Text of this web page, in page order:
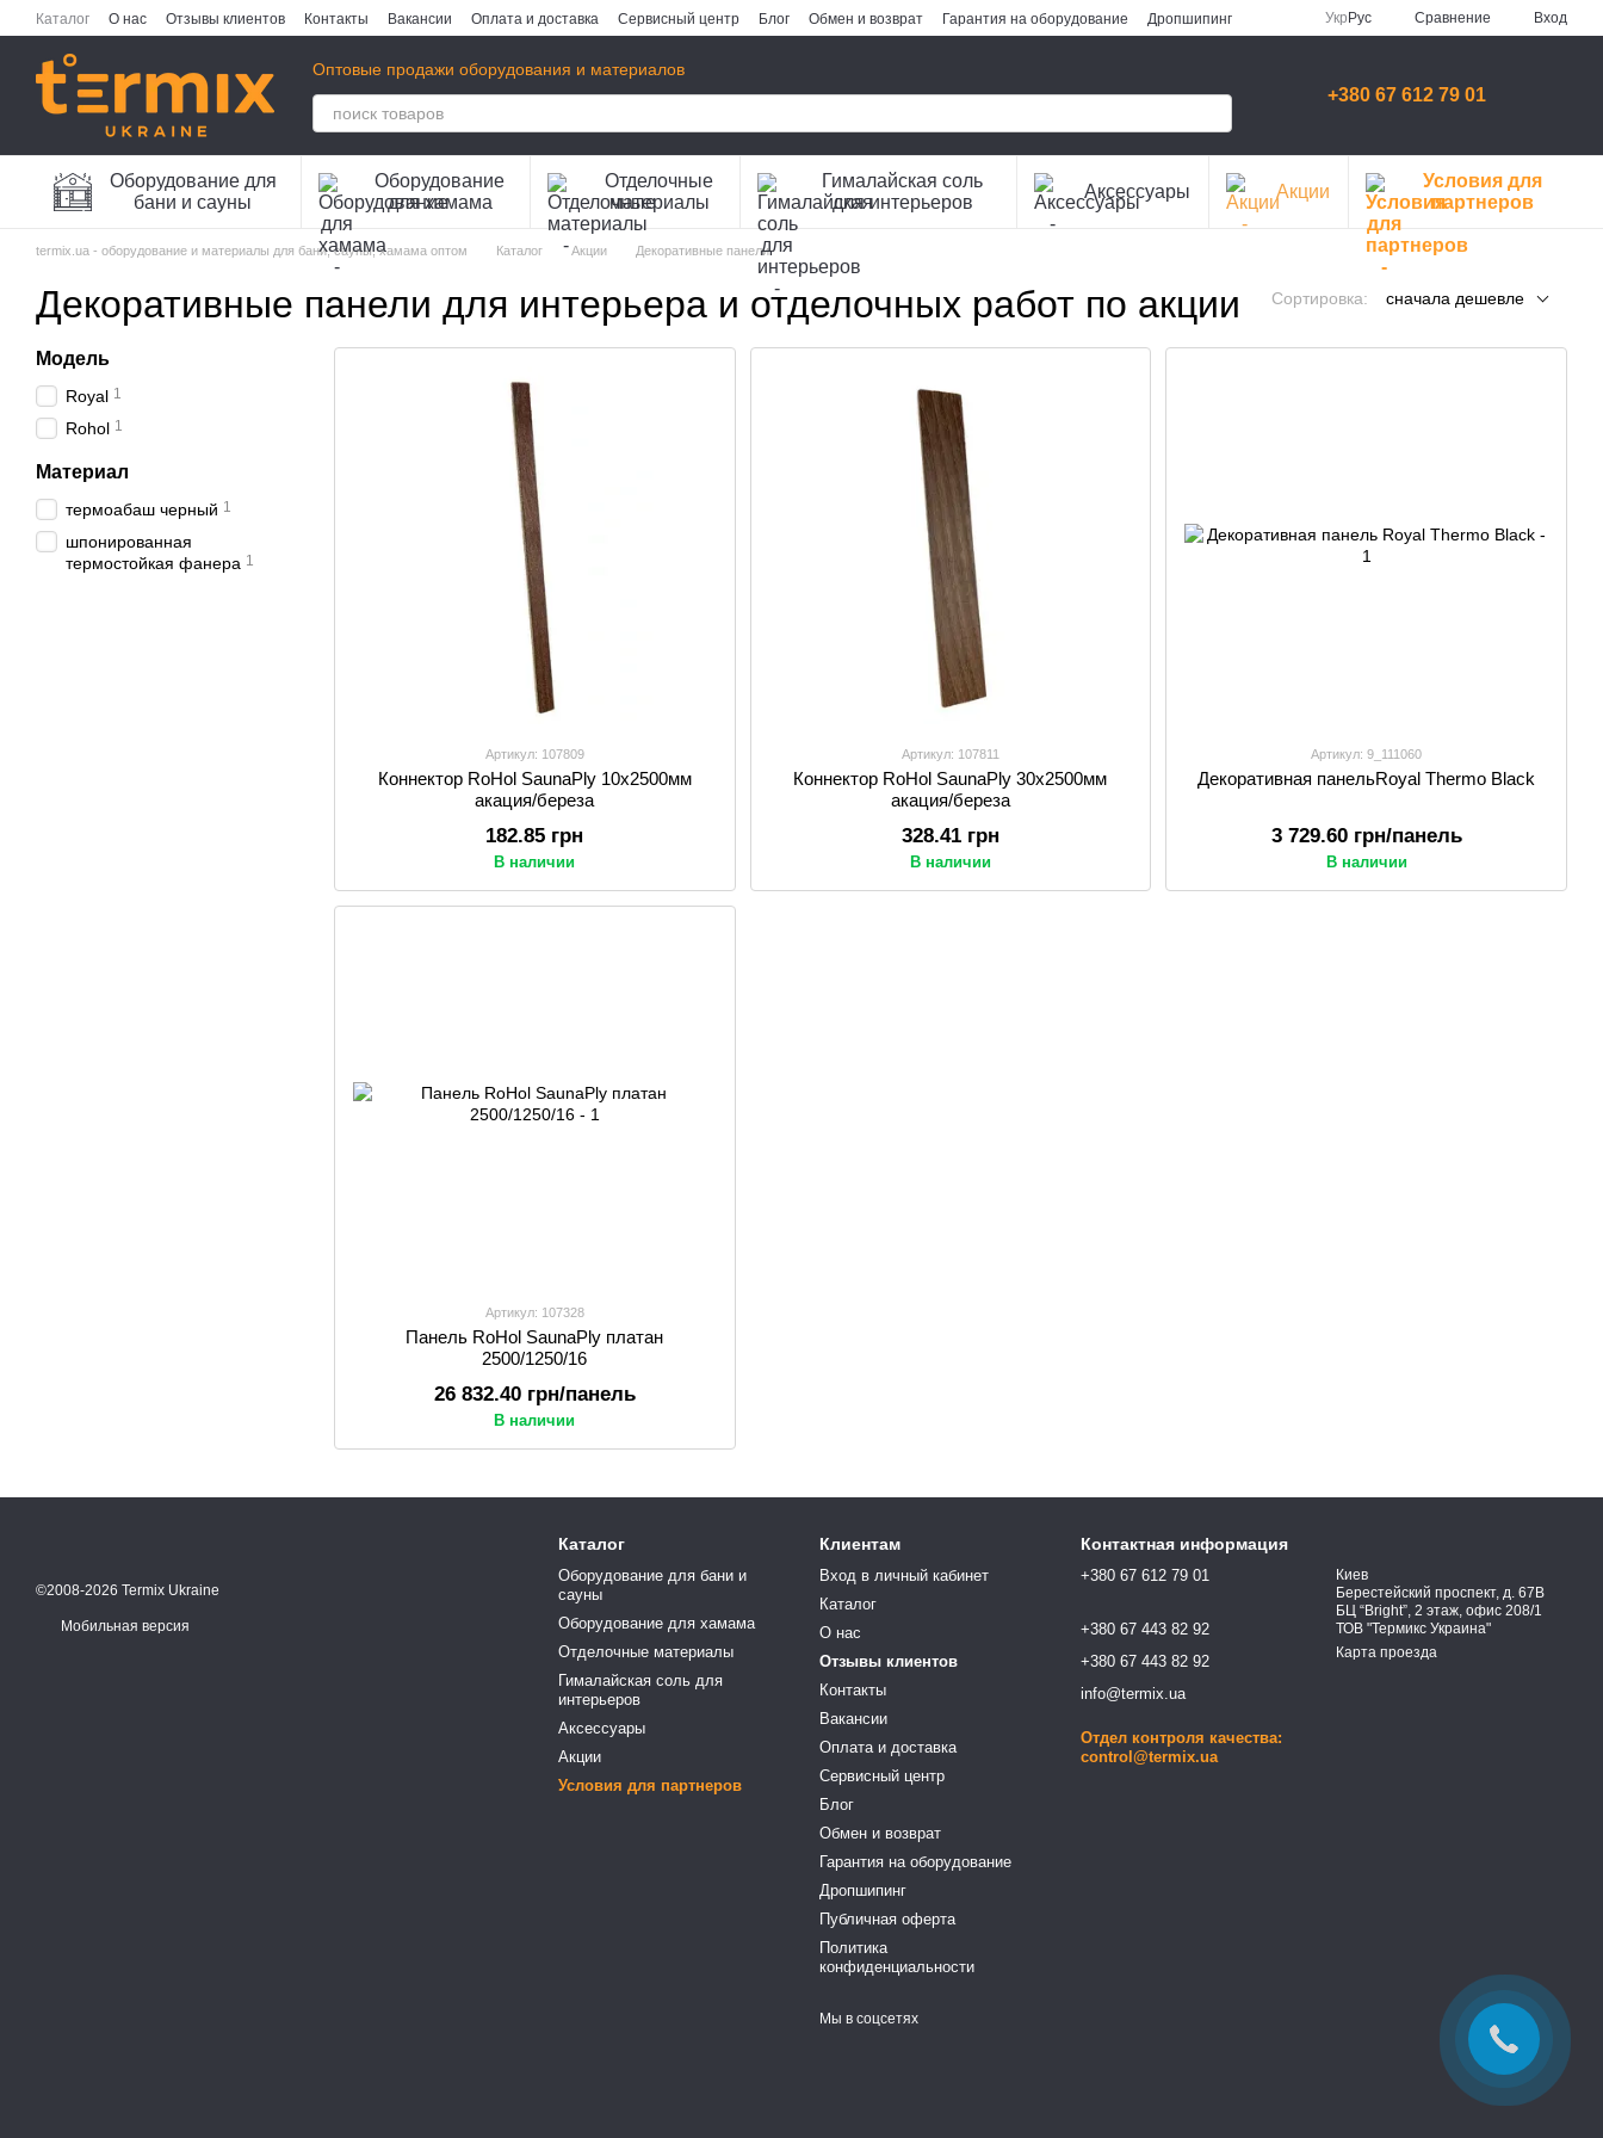
Перейти к основному контенту
Каталог О нас Отзывы клиентов Контакты Вакансии Оплата и доставка Сервисный центр Блог Обмен и возврат Гарантия на оборудование
Дропшипинг
Укр Рус Сравнение Вход
Оптовые продажи оборудования и материалов
+380 67 612 79 01
Оборудование для
бани и сауны
Оборудование
для хамама
Отделочные
материалы
Гималайская соль
для интерьеров
Аксессуары Акции
Условия для
партнеров
termix.ua - оборудование и материалы для бани, сауны, хамама оптом Каталог Акции Декоративные панели
Декоративные панели для интерьера и отделочных работ по акции Сортировка: сначала дешевле
Артикул: 107809
Коннектор RoHol SaunaPly 10x2500мм
акация/береза
182.85 грн
В наличии
Артикул: 107811
Коннектор RoHol SaunaPly 30x2500мм
акация/береза
328.41 грн
В наличии
Артикул: 9_111060
Декоративная панельRoyal Thermo Black
3 729.60 грн/панель
В наличии
Артикул: 107328
Панель RoHol SaunaPly платан
2500/1250/16
26 832.40 грн/панель
В наличии
Модель
Royal 1
Rohol 1
Материал
термоабаш черный 1
шпонированная
термостойкая фанера 1
©2008-2026 Termix Ukraine
Мобильная версия
Каталог
Оборудование для бани и
сауны
Оборудование для хамама
Отделочные материалы
Гималайская соль для
интерьеров
Аксессуары
Акции
Условия для партнеров
Клиентам
Вход в личный кабинет
Каталог
О нас
Отзывы клиентов
Контакты
Вакансии
Оплата и доставка
Сервисный центр
Блог
Обмен и возврат
Гарантия на оборудование
Дропшипинг
Публичная оферта
Политика
конфиденциальности
Мы в соцсетях
Контактная информация
+380 67 612 79 01
+380 67 443 82 92
+380 67 443 82 92
info@termix.ua
Отдел контроля качества:
control@termix.ua
Киев
Берестейский проспект, д. 67В
БЦ “Bright”, 2 этаж, офис 208/1
ТОВ "Термикс Украина"
Карта проезда